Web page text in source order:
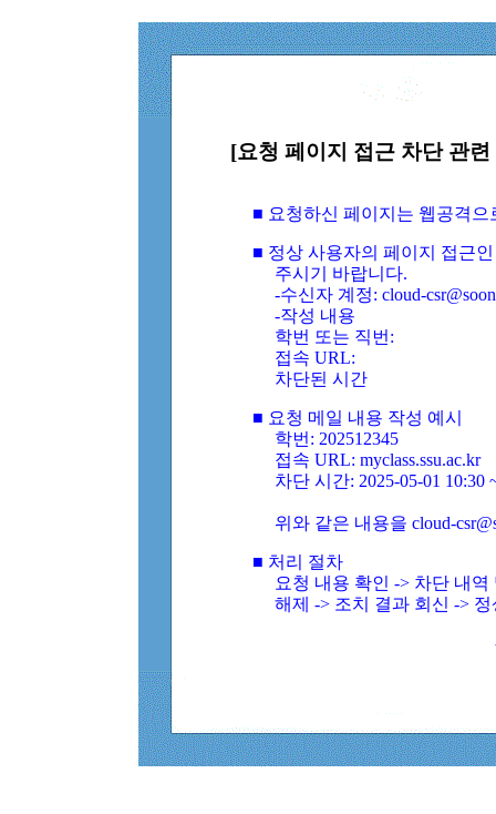
[요청 페이지 접근 차단 관
■ 요청하신 페이지는 웹공격
■ 정상 사용자의 페이지 접근
주시기 바랍니다.
-수신자 계정: cloud-
-작성 내용
학번 또는 직번:
접속 URL:
차단된 시간
■ 요청 메일 내용 작성 예시
학번: 202512345
접속 URL: myclass.ssu.ac.kr
차단 시간: 2025-05-01 10:30
위와 같은 내용을 cloud-
■ 처리 절차
요청 내용 확인 -> 차단 내
해제 -> 조치 결과 회신 ->